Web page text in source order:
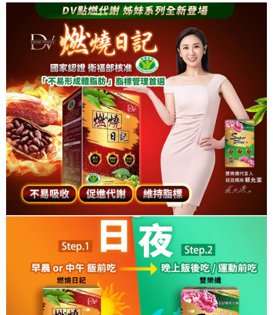
５．嚴禁一人註冊多個帳號或使用他人資訊註冊。若發現惡意使用之情形，
恩沛科技股份有限公司將有權停止該用戶之使用額度並採取法律行動。